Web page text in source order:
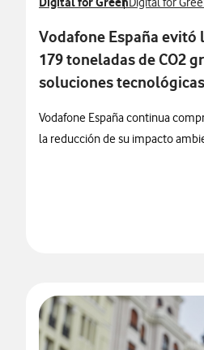
Vodafone España evitó
179 toneladas de CO2
soluciones tecnológicas
Vodafone España continua
la reducción de su impacto